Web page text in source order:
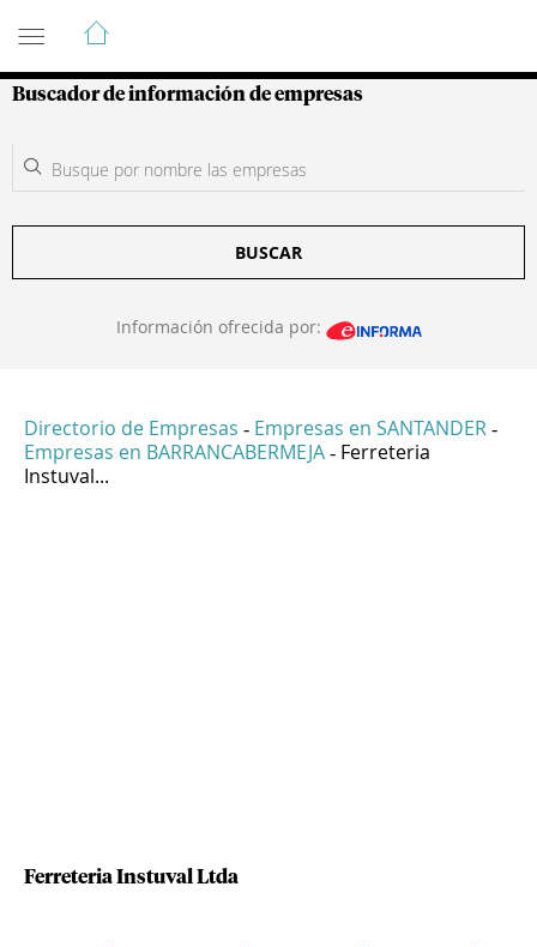
Guía de Empresas Colombianas
Buscador de información de empresas
BUSCAR
Información ofrecida por:
Directorio de Empresas - Empresas en SANTANDER -
Empresas en BARRANCABERMEJA - Ferreteria
Instuval...
Ferreteria Instuval Ltda